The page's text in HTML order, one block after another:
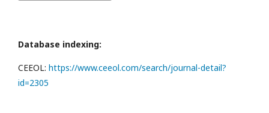
Database indexing:
CEEOL: https://www.ceeol.com/search/journal-detail?
id=2305